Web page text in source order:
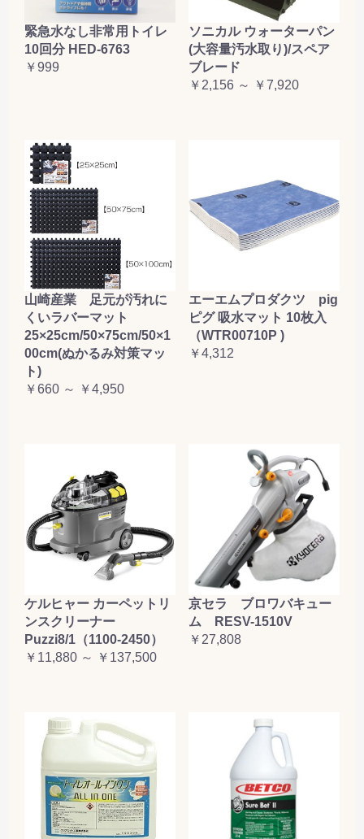
緊急水なし非常用トイレ
10回分 HED-6763
￥999
ソニカル ウォーターパン
(大容量汚水取り)/スペア
ブレード
￥2,156 ～ ￥7,920
山崎産業 足元が汚れに
くいラバーマット
25×25cm/50×75cm/50×1
00cm(ぬかるみ対策マッ
ト)
￥660 ～ ￥4,950
エーエムプロダクツ pig
ピグ 吸水マット 10枚入
（WTR00710P )
￥4,312
ケルヒャー カーペットリ
ンスクリーナー
Puzzi8/1（1100-2450）
￥11,880 ～ ￥137,500
京セラ ブロワバキュー
ム RESV-1510V
￥27,808